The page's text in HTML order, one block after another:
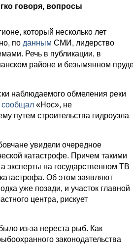
говоря, вопросы
который несколько лет
по данным СМИ, лидерство
Речь в публикации, в
районе и безымянном
наблюдаемого обмеления реки
сообщал «Нос», не
путем строительства гидроузла
увидели очередное
катастрофе. Причем такими
эксперты на государственном ТВ
Об этом заявляют
уже позади, и участок главной
центра, рискует
из-за нереста рыб. Как
законодательства